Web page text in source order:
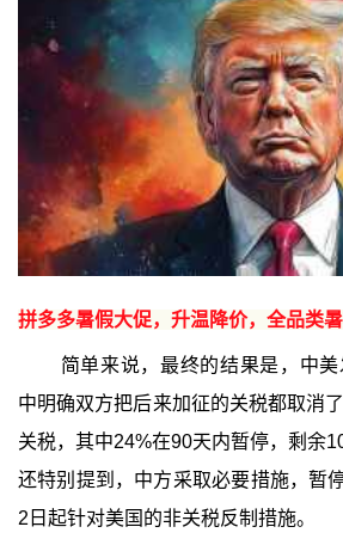
拼多多暑假大促，升温降价，全品类
简单来说，最终的结果是，中
中明确双方把后来加征的关税都取消
关税，其中24%在90天内暂停，剩余
还特别提到，中方采取必要措施，暂
2日起针对美国的非关税反制措施。